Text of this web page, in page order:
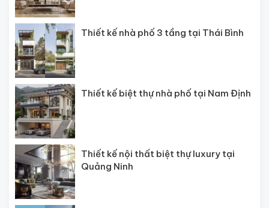
Thiết kế nhà phố 3 tầng tại Thái Bình
Thiết kế biệt thự nhà phố tại Nam Định
Thiết kế nội thất biệt thự luxury tại
Quảng Ninh